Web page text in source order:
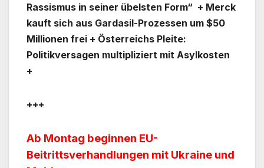
Rassismus in seiner übelsten Form“ + Merck
kauft sich aus Gardasil-Prozessen um $50
Millionen frei + Österreichs Pleite:
Politikversagen multipliziert mit Asylkosten
+
+++
Ab Montag beginnen EU-
Beitrittsverhandlungen mit Ukraine und